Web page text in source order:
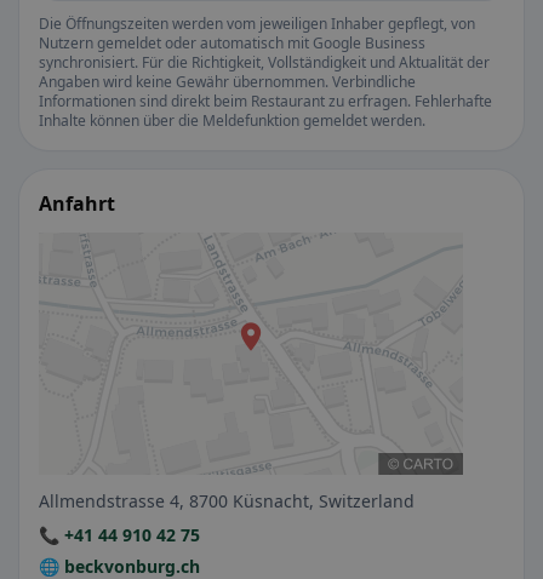
Die Öffnungszeiten werden vom jeweiligen Inhaber gepflegt, von
Nutzern gemeldet oder automatisch mit Google Business
synchronisiert. Für die Richtigkeit, Vollständigkeit und Aktualität der
Angaben wird keine Gewähr übernommen. Verbindliche
Informationen sind direkt beim Restaurant zu erfragen. Fehlerhafte
Inhalte können über die Meldefunktion gemeldet werden.
Anfahrt
Allmendstrasse 4, 8700 Küsnacht, Switzerland
📞 +41 44 910 42 75
🌐 beckvonburg.ch